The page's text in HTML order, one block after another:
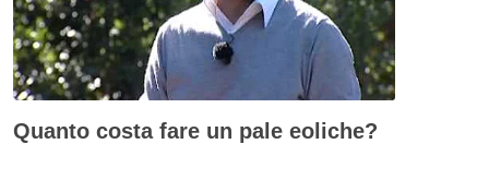
Quanto costa fare un pale eoliche?